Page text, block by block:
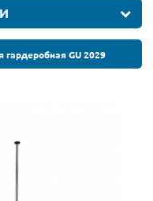
гардеробная GU 2029